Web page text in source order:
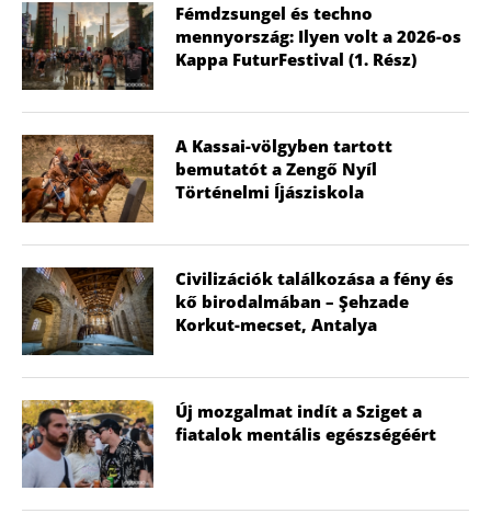
Fémdzsungel és techno
mennyország: Ilyen volt a 2026-os
Kappa FuturFestival (1. Rész)
A Kassai-völgyben tartott
bemutatót a Zengő Nyíl
Történelmi Íjásziskola
Civilizációk találkozása a fény és
kő birodalmában – Şehzade
Korkut-mecset, Antalya
Új mozgalmat indít a Sziget a
fiatalok mentális egészségéért